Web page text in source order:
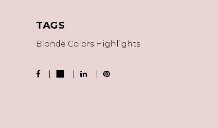
TAGS
Blonde Colors Highlights